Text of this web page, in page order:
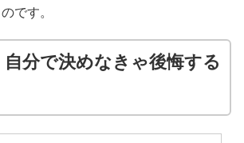
です。
自分で決めなきゃ後悔する